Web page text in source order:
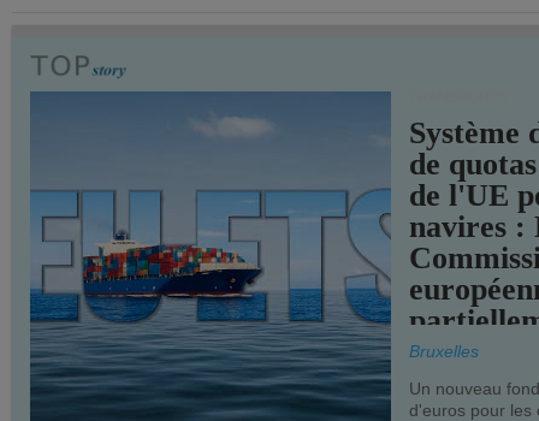
Système
de
de l'UE
navires :
Bruxelles
Un nouveau
d'euros pour les